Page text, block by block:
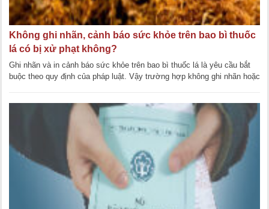
Không ghi nhãn, cảnh báo sức khỏe trên bao bì thuốc
lá có bị xử phạt không?
Ghi nhãn và in cảnh báo sức khỏe trên bao bì thuốc lá là yêu cầu bắt
buộc theo quy định của pháp luật. Vậy trường hợp không ghi nhãn hoặc